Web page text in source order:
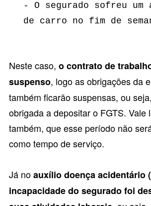
- O segurado sofreu um
de carro no fim de
Neste caso, o contrato de
suspenso, logo as obrigações da
também ficarão suspensas, ou
obrigada a depositar o FGTS. Vale
também, que esse período não
como tempo de serviço.
Já noauxílio doença acidentário
incapacidade do segurado foi